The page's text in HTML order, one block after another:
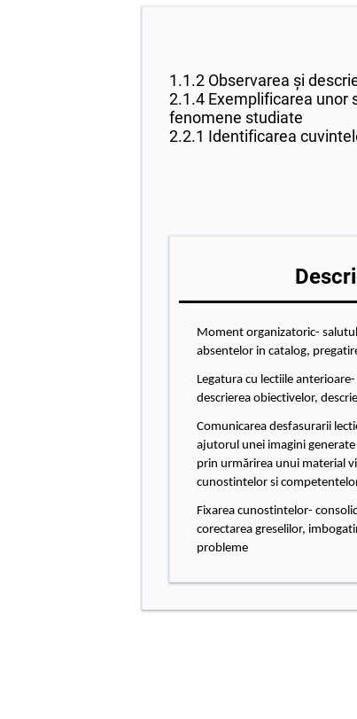
1.1.2 Observarea și
2.1.4 Exemplificarea unor
fenomene studiate
2.2.1 Identificarea
Moment organizatoric-
absentelor in catalog,
Legatura cu lectiile
descrierea obiectivelor,
Comunicarea desfasurarii
ajutorul unei imagini
prin urmărirea unui material
cunostintelor si
Fixarea cunostintelor-
corectarea greselilor,
probleme